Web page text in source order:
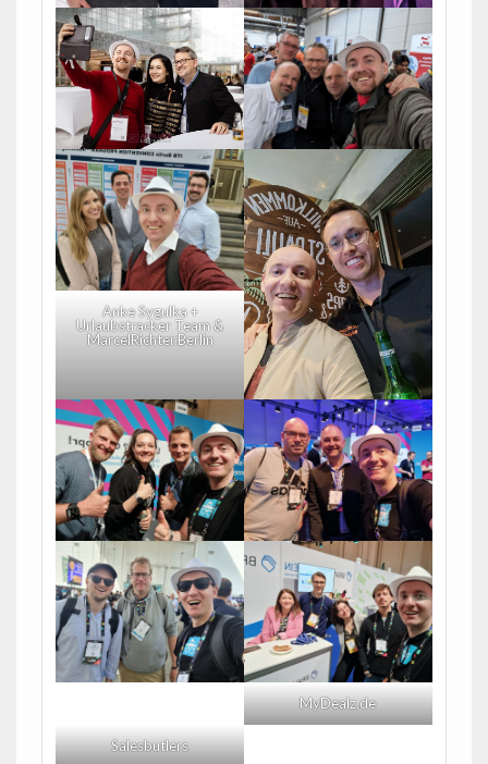
Anke Sygulka +
Urlaubstracker Team &
MarcelRichter.Berlin
MyDealz.de
Salesbutlers